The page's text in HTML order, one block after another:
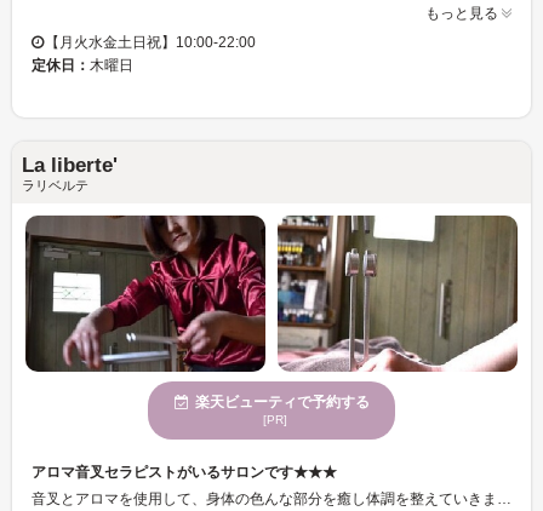
もっと見る
【月火水金土日祝】10:00-22:00
定休日： 木曜日
La liberte'
ラリベルテ
楽天ビューティで予約する
[PR]
アロマ音叉セラピストがいるサロンです★★★
音叉とアロマを使用して、身体の色んな部分を癒し体調を整えていきます★ ソルフェジオ周波数という現代音楽にはない周波数を使用して精神面と肉体面に癒しを与えていきます★